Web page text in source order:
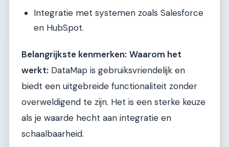
Integratie met systemen zoals Salesforce
en HubSpot.
Belangrijkste kenmerken: Waarom het
werkt: DataMap is gebruiksvriendelijk en
biedt een uitgebreide functionaliteit zonder
overweldigend te zijn. Het is een sterke keuze
als je waarde hecht aan integratie en
schaalbaarheid.